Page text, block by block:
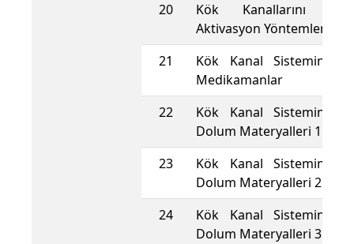
20
Kök Kanallarını
Aktivasyon Yöntemleri
21
Kök Kanal Sisteminde
Medikamanlar
22
Kök Kanal Sisteminde
Dolum Materyalleri 1
23
Kök Kanal Sisteminde
Dolum Materyalleri 2
24
Kök Kanal Sisteminde
Dolum Materyalleri 3